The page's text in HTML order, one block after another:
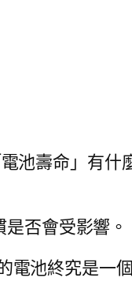
池壽命」有什
否會受影響。
電池終究是一